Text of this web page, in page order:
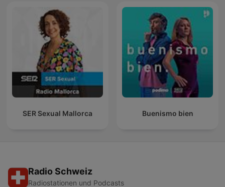
SER Sexual Mallorca Buenismo bien
Radio Schweiz
Radiostationen und Podcasts